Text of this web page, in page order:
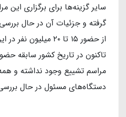
سایر گزینه‌ها برای برگزاری این
گرفته و جزئیات آن در حال
از حضور ۱۵ تا ۲۰
تاکنون در تاریخ کشور سابقه
مراسم تشییع وجود نداشته و
دستگاه‌های مسئول در حال